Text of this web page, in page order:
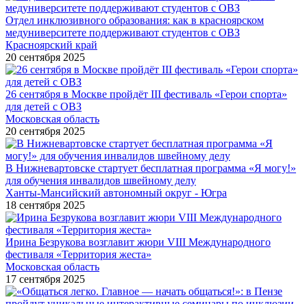
Отдел инклюзивного образования: как в красноярском
медуниверситете поддерживают студентов с ОВЗ
Красноярский край
20 сентября 2025
26 сентября в Москве пройдёт III фестиваль «Герои спорта»
для детей с ОВЗ
Московская область
20 сентября 2025
В Нижневартовске стартует бесплатная программа «Я могу!»
для обучения инвалидов швейному делу
Ханты-Мансийский автономный округ - Югра
18 сентября 2025
Ирина Безрукова возглавит жюри VIII Международного
фестиваля «Территория жеста»
Московская область
17 сентября 2025